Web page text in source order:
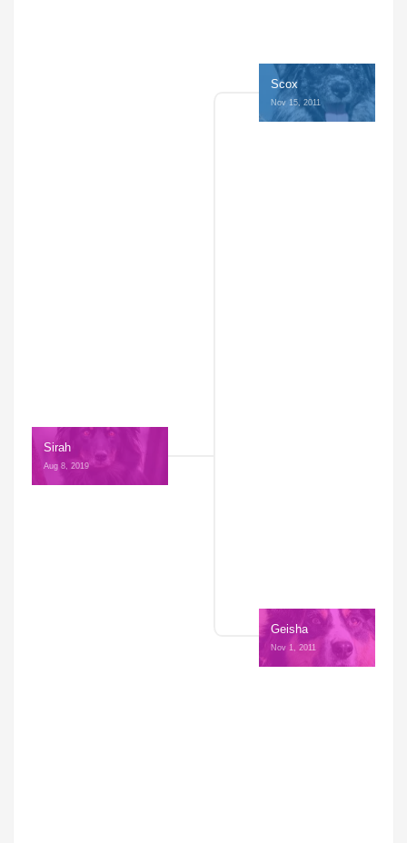
Sirah
Aug 8, 2019
Scox
Nov 15, 2011
Geisha
Nov 1, 2011